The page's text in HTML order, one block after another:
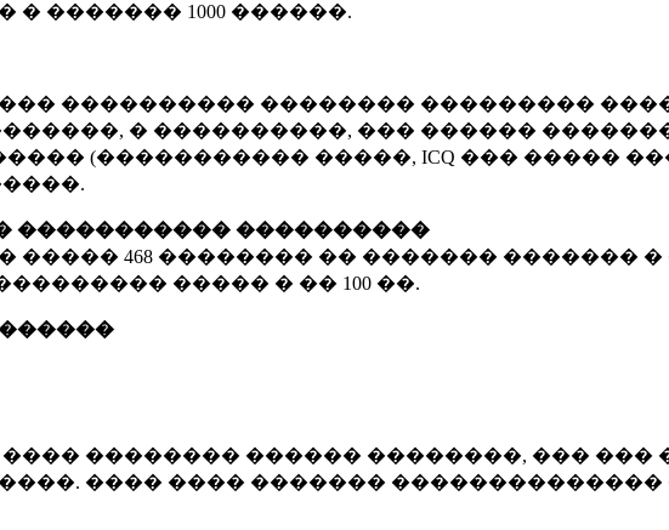
� ������� 1000 ������.
���������� �������� ���������
� ����������, ��� ������
(����������� �����, ICQ ��� �����
����������� ����������
����� 468 �������� �� ������� �������
����� � �� 100 ��.
�������� ������ ��������, ��� ���
���� ���� �������